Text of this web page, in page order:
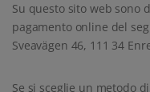
Su questo sito web sono
pagamento online del
Sveavägen 46, 111 34
Se si sceglie un metodo